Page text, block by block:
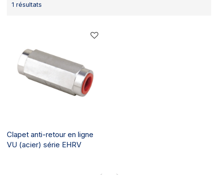
1 résultats
Clapet anti-retour en ligne
VU (acier) série EHRV